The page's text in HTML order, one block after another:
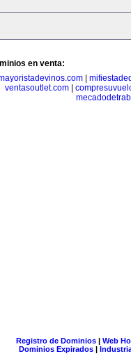
en venta:
ventasoutlet.com
Registro de Dominios| Web
Dominios Expirados |